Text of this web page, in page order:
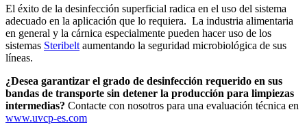
El éxito de la desinfección superficial radica en el uso del sistema
adecuado en la aplicación que lo requiera. La industria alimentaria
en general y la cárnica especialmente pueden hacer uso de los
sistemas Steribelt aumentando la seguridad microbiológica de sus
líneas.
¿Desea garantizar el grado de desinfección requerido en sus
bandas de transporte sin detener la producción para limpiezas
intermedias? Contacte con nosotros para una evaluación técnica en
www.uvcp-es.com